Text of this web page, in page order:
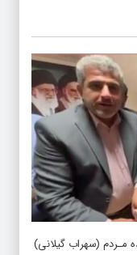
مـردم (سهراب گیلانی)